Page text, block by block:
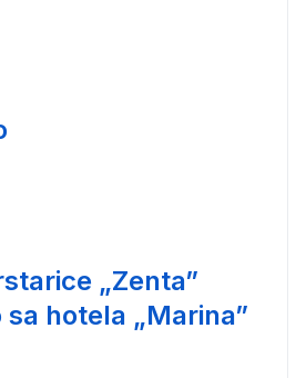
„Zenta”
hotela „Marina”